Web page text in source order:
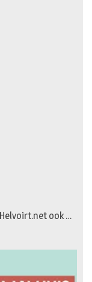
ook …